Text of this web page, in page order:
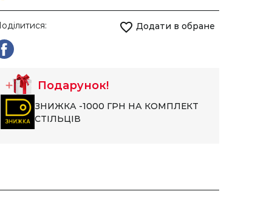
Додати в обране
Подарунок!
ЗНИЖКА -1000 ГРН НА КОМПЛЕКТ
СТІЛЬЦІВ